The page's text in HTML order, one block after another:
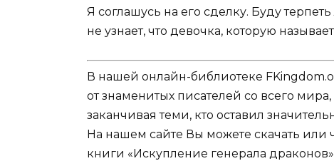
Я соглашусь на его сделку. Буду
не узнает, что девочка, которую
В нашей онлайн-библиотеке
от знаменитых писателей со всего
заканчивая теми, кто оставил
На нашем сайте Вы можете скачать или
книги «Искупление генерала